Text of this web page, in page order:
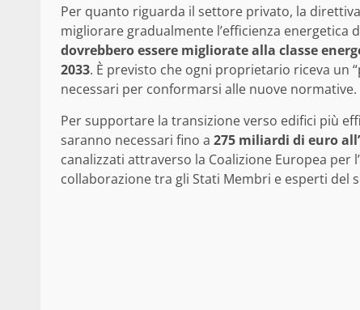
Per quanto riguarda il settore privato, la
migliorare gradualmente l’efficienza energetica
dovrebbero essere migliorate alla classe
2033. È previsto che ogni proprietario riceva un
necessari per conformarsi alle nuove normative.
Per supportare la transizione verso edifici più
saranno necessari fino a 275 miliardi di euro
canalizzati attraverso la Coalizione Europea per
collaborazione tra gli Stati Membri e esperti del